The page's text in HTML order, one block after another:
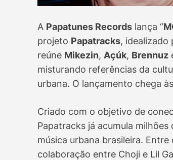
A Papatunes Records lança “
projeto Papatracks, idealizado
reúne Mikezin, Açúk, Brennuz
misturando referências da
urbana. O lançamento chega
Criado com o objetivo de
Papatracks já acumula
música urbana brasileira. Entre
colaboração entre Choji e Lil